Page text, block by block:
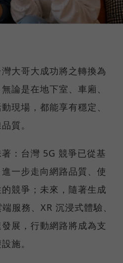
大哥大成功將之轉換為
論是在地下室、車廂、
現場，都能享有穩定、
質。
：台灣 5G 競爭已從基
一步走向網路品質、使
競爭；未來，隨著生成
服務、XR 沉浸式體驗、
展，行動網路將成為支
施。